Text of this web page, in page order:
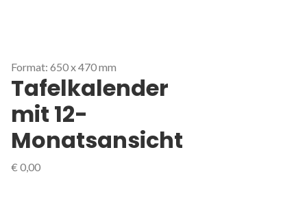
Format: 650 x 470 mm
Tafelkalender
mit 12-
Monatsansicht
€ 0,00